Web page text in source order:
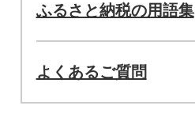
ふるさと納税の用語集
よくあるご質問